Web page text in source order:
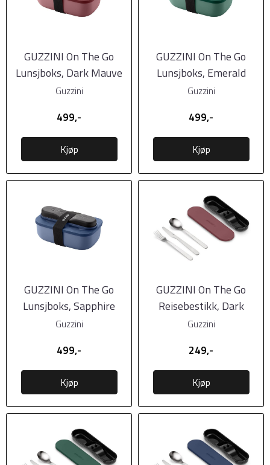
GUZZINI On The Go
Lunsjboks, Dark Mauve
Red
Guzzini
499,-
Kjøp
GUZZINI On The Go
Lunsjboks, Emerald
Green
Guzzini
499,-
Kjøp
GUZZINI On The Go
Lunsjboks, Sapphire
Blue
Guzzini
499,-
Kjøp
GUZZINI On The Go
Reisebestikk, Dark
Mauve Red
Guzzini
249,-
Kjøp